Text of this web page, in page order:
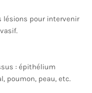
lésions pour intervenir
: épithélium
poumon, peau, etc.